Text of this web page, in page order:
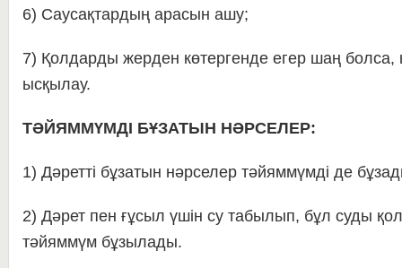
6) Саусақтардың арасын ашу;
7) Қолдарды жерден көтергенде егер шаң болса,
ысқылау.
ТӘЙЯММҮМДІ БҰЗАТЫН НӘРСЕЛЕР:
1) Дәретті бұзатын нәрселер тәйяммүмді де
2) Дәрет пен ғұсыл үшін су табылып, бұл суды
тәйяммүм бұзылады.